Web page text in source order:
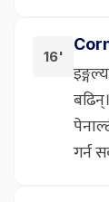
16'
गर्न